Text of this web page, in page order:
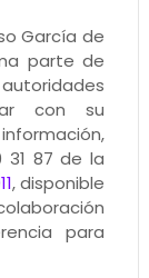
García de
parte de
con su
31 87 de la
, disponible
para